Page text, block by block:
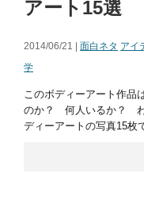
アート15選
2014/06/21 | 面白ネタ アイ
学
このボディーアート作品
のか？ 何人いるか？
ディーアートの写真15枚